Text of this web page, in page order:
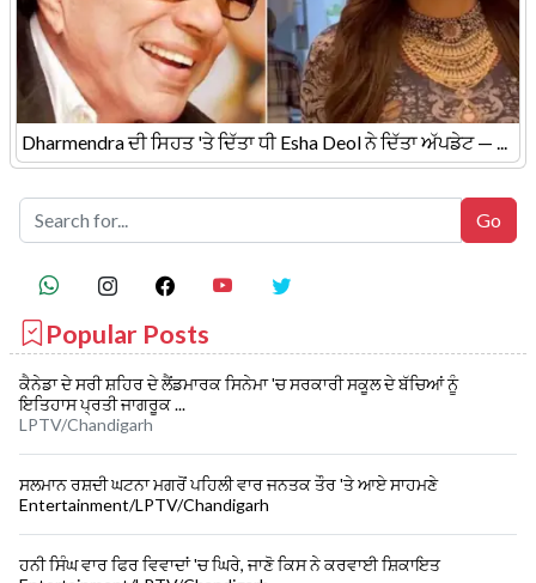
Dharmendra ਦੀ ਸਿਹਤ 'ਤੇ ਦਿੱਤਾ ਧੀ Esha Deol ਨੇ ਦਿੱਤਾ ਅੱਪਡੇਟ — ...
Popular Posts
ਕੈਨੇਡਾ ਦੇ ਸਰੀ ਸ਼ਹਿਰ ਦੇ ਲੈਂਡਮਾਰਕ ਸਿਨੇਮਾ 'ਚ ਸਰਕਾਰੀ ਸਕੂਲ ਦੇ ਬੱਚਿਆਂ ਨੂੰ
ਇਤਿਹਾਸ ਪ੍ਰਤੀ ਜਾਗਰੂਕ ...
LPTV/Chandigarh
ਸਲਮਾਨ ਰਸ਼ਦੀ ਘਟਨਾ ਮਗਰੋਂ ਪਹਿਲੀ ਵਾਰ ਜਨਤਕ ਤੌਰ 'ਤੇ ਆਏ ਸਾਹਮਣੇ
Entertainment/LPTV/Chandigarh
ਹਨੀ ਸਿੰਘ ਵਾਰ ਫਿਰ ਵਿਵਾਦਾਂ 'ਚ ਘਿਰੇ, ਜਾਣੋ ਕਿਸ ਨੇ ਕਰਵਾਈ ਸ਼ਿਕਾਇਤ